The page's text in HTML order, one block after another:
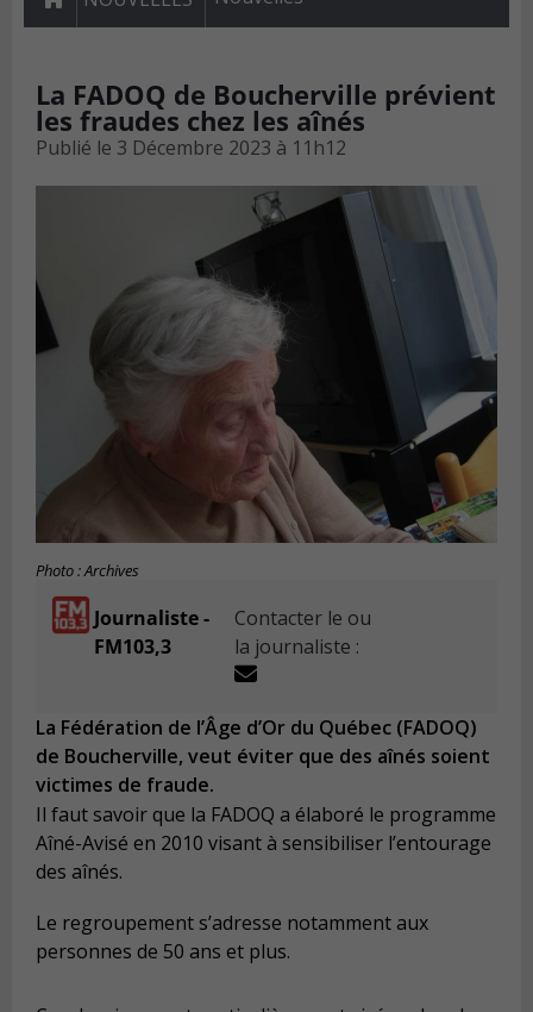
La FADOQ de Boucherville prévient
les fraudes chez les aînés
Publié le 3 Décembre 2023 à 11h12
Photo : Archives
Journaliste -
FM103,3
Contacter le ou
la journaliste :
La Fédération de l’Âge d’Or du Québec (FADOQ)
de Boucherville, veut éviter que des aînés soient
victimes de fraude.
Il faut savoir que la FADOQ a élaboré le programme
Aîné-Avisé en 2010 visant à sensibiliser l’entourage
des aînés.
Le regroupement s’adresse notamment aux
personnes de 50 ans et plus.